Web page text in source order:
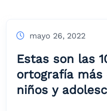
mayo 26, 2022
Estas son las
ortografía
niños y